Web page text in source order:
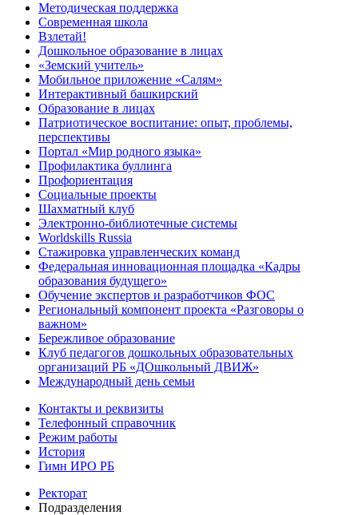
Методическая поддержка
Современная школа
Взлетай!
Дошкольное образование в лицах
«Земский учитель»
Мобильное приложение «Салям»
Интерактивный башкирский
Образование в лицах
Патриотическое воспитание: опыт, проблемы,
перспективы
Портал «Мир родного языка»
Профилактика буллинга
Профориентация
Социальные проекты
Шахматный клуб
Электронно-библиотечные системы
Worldskills Russia
Стажировка управленческих команд
Федеральная инновационная площадка «Кадры
образования будущего»
Обучение экспертов и разработчиков ФОС
Региональный компонент проекта «Разговоры о
важном»
Бережливое образование
Клуб педагогов дошкольных образовательных
организаций РБ «ДОшкольный ДВИЖ»
Международный день семьи
Контакты и реквизиты
Телефонный справочник
Режим работы
История
Гимн ИРО РБ
Ректорат
Подразделения